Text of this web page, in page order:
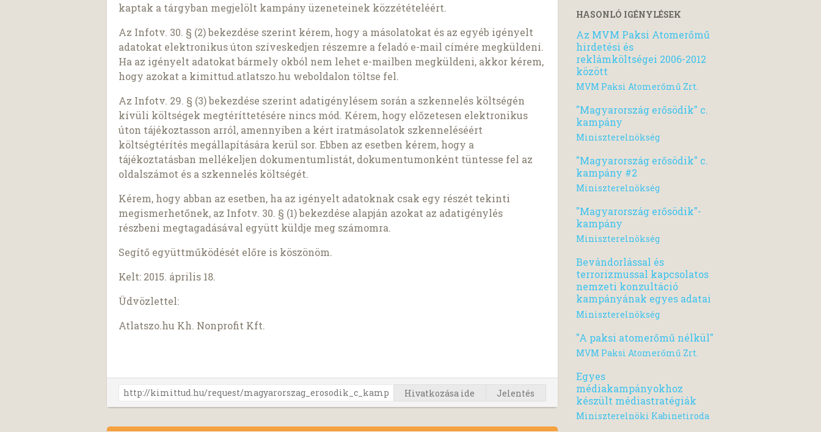
kaptak a tárgyban megjelölt kampány üzeneteinek közzétételéért.
Az Infotv. 30. § (2) bekezdése szerint kérem, hogy a másolatokat és az egyéb igényelt
adatokat elektronikus úton szíveskedjen részemre a feladó e-mail címére megküldeni.
Ha az igényelt adatokat bármely okból nem lehet e-mailben megküldeni, akkor kérem,
hogy azokat a kimittud.atlatszo.hu weboldalon töltse fel.
Az Infotv. 29. § (3) bekezdése szerint adatigénylésem során a szkennelés költségén
kívüli költségek megtéríttetésére nincs mód. Kérem, hogy előzetesen elektronikus
úton tájékoztasson arról, amennyiben a kért iratmásolatok szkenneléséért
költségtérítés megállapítására kerül sor. Ebben az esetben kérem, hogy a
tájékoztatásban mellékeljen dokumentumlistát, dokumentumonként tüntesse fel az
oldalszámot és a szkennelés költségét.
Kérem, hogy abban az esetben, ha az igényelt adatoknak csak egy részét tekinti
megismerhetőnek, az Infotv. 30. § (1) bekezdése alapján azokat az adatigénylés
részbeni megtagadásával együtt küldje meg számomra.
Segítő együttműködését előre is köszönöm.
Kelt: 2015. április 18.
Üdvözlettel:
Atlatszo.hu Kh. Nonprofit Kft.
Hivatkozása ide Jelentés
HASONLÓ IGÉNYLÉSEK
Az MVM Paksi Atomerőmű
hirdetési és
reklámköltségei 2006-2012
között
MVM Paksi Atomerőmű Zrt.
"Magyarország erősödik" c.
kampány
Miniszterelnökség
"Magyarország erősödik" c.
kampány #2
Miniszterelnökség
"Magyarország erősödik"-
kampány
Miniszterelnökség
Bevándorlással és
terrorizmussal kapcsolatos
nemzeti konzultáció
kampányának egyes adatai
Miniszterelnökség
"A paksi atomerőmű nélkül"
MVM Paksi Atomerőmű Zrt.
Egyes
médiakampányokhoz
készült médiastratégiák
Miniszterelnöki Kabinetiroda